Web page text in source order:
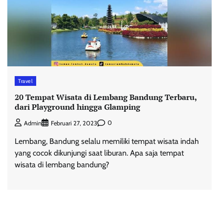
Travel
20 Tempat Wisata di Lembang Bandung Terbaru,
dari Playground hingga Glamping
Admin Februari 27, 2023 0
Lembang, Bandung selalu memiliki tempat wisata indah
yang cocok dikunjungi saat liburan. Apa saja tempat
wisata di lembang bandung?